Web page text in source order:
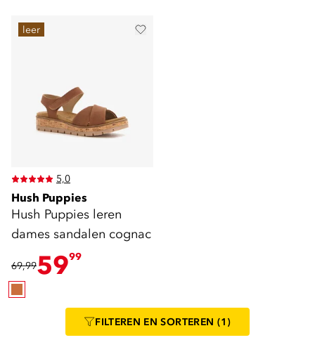
leer
5,0
Hush Puppies
Hush Puppies leren
dames sandalen cognac
69,995999
FILTEREN EN SORTEREN (1)